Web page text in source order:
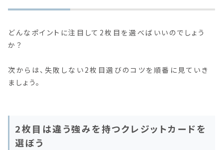
どんなポイントに注目して2枚目を選べばいいのでしょう
か？
次からは、失敗しない2枚目選びのコツを順番に見ていき
ましょう。
2枚目は違う強みを持つクレジットカードを
選ぼう